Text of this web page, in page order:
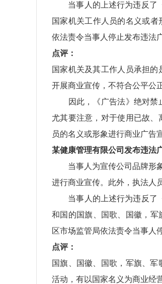
当事人的上述行为违反了《
国家机关工作人员的名义或
依法责令当事人停止发布违法
点评：
国家机关及其工作人员承担
开展商业宣传，不符合公平公
因此，《广告法》绝对禁止
尤其要注意，对于使用已故、
员的名义或形象进行商业广告
某健康管理有限公司发布违法
当事人为宣传公司品牌形象
进行商业宣传。此外，执法人
当事人的上述行为违反了《
和国的国旗、国歌、国徽，军
区市场监管局依法责令当事人
点评：
国旗、国徽、国歌，军旗、
活动，有以国家名义为商业经